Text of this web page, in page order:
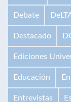
Debate
Destacado
Ediciones
Educación
Entrevistas